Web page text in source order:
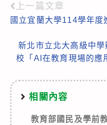
Read
more
articles
上一篇文章
國立宜蘭大學114學年度
新北市立北大高級中
校「AI在教育現場的應
相關內容
教育部國民及學前